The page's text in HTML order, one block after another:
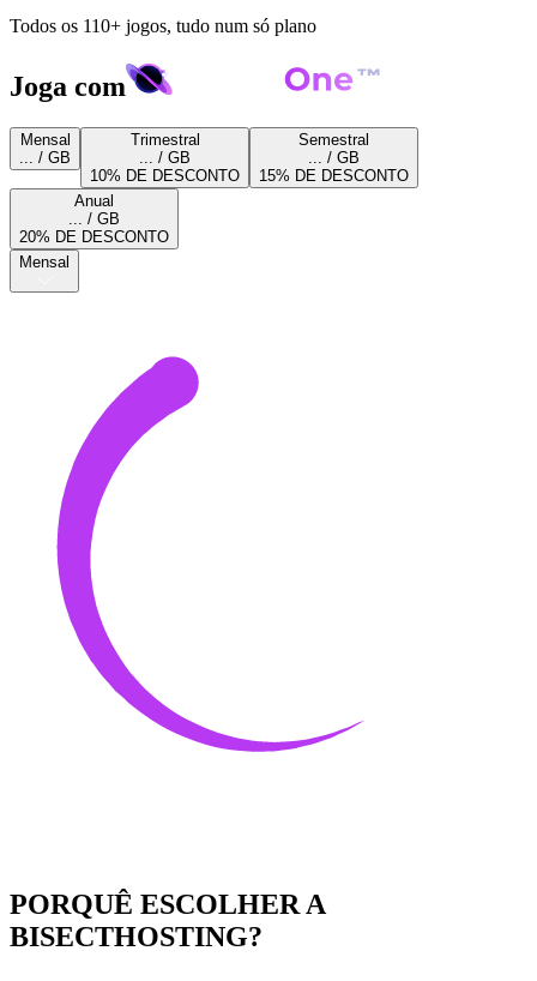
Todos os 110+ jogos, tudo num só plano
Joga com
Mensal
... / GB
Trimestral
... / GB
10% DE DESCONTO
Semestral
... / GB
15% DE DESCONTO
Anual
... / GB
20% DE DESCONTO
Mensal
PORQUÊ ESCOLHER A
BISECTHOSTING?